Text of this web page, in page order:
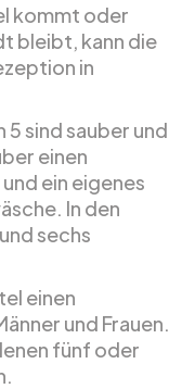
kommt oder
bleibt, kann die
in
5 sind sauber und
einen
ein eigenes
In den
sechs
einen
und Frauen.
fünf oder